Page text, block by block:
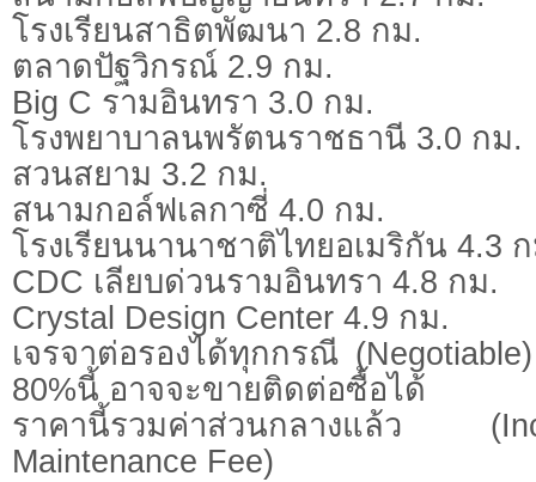
โรงเรียนสาธิตพัฒนา 2.8 กม.
ตลาดปัฐวิกรณ์ 2.9 กม.
Big C รามอินทรา 3.0 กม.
โรงพยาบาลนพรัตนราชธานี 3.0 กม.
สวนสยาม 3.2 กม.
สนามกอล์ฟเลกาซี่ 4.0 กม.
โรงเรียนนานาชาติไทยอเมริกัน 4.3
CDC เลียบด่วนรามอินทรา 4.8 กม.
Crystal Design Center 4.9 กม.
เจรจาต่อรองได้ทุกกรณี
80%นี้ อาจจะขายติดต่อซื้อได้
ราคานี้รวมค่าส่วนกลางแล้ว
Maintenance Fee)